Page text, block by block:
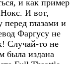
и как пример
И вот,
глазами и
Фаргусу не
Случай-то не
была издана